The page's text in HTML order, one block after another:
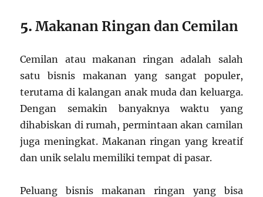
5.Makanan Ringan dan Cemilan
Cemilan atau makanan ringan adalah salah
satu bisnis makanan yang sangat populer,
terutama di kalangan anak muda dan keluarga.
Dengan semakin banyaknya waktu yang
dihabiskan di rumah, permintaan akan camilan
juga meningkat. Makanan ringan yang kreatif
dan unik selalu memiliki tempat di pasar.
Peluang bisnis makanan ringan yang bisa